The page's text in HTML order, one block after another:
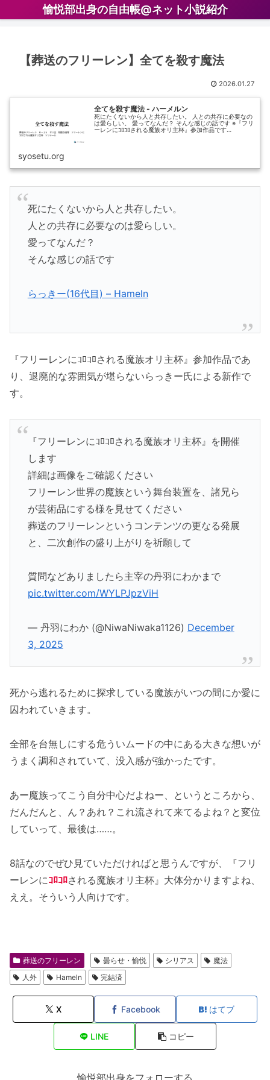
愉悦部出身の自由帳@ネット小説紹介
【葬送のフリーレン】全てを殺す魔法
2026.01.27
全てを殺す魔法 - ハーメルン
死にたくないから人と共存したい。 人との共存に必要なの
は愛らしい。 愛ってなんだ？ そんな感じの話です ※『フリ
ーレンにｺﾛｺﾛされる魔族オリ主杯』参加作品です…
syosetu.org
死にたくないから人と共存したい。
人との共存に必要なのは愛らしい。
愛ってなんだ？
そんな感じの話です
らっきー(16代目) – Hameln
『フリーレンにｺﾛｺﾛされる魔族オリ主杯』参加作品であ
り、退廃的な雰囲気が堪らないらっきー氏による新作で
す。
『フリーレンにｺﾛｺﾛされる魔族オリ主杯』を開催
します
詳細は画像をご確認ください
フリーレン世界の魔族という舞台装置を、諸兄ら
が芸術品にする様を見せてください
葬送のフリーレンというコンテンツの更なる発展
と、二次創作の盛り上がりを祈願して
質問などありましたら主宰の丹羽にわかまで
pic.twitter.com/WYLPJpzViH
— 丹羽にわか (@NiwaNiwaka1126) December
3, 2025
死から逃れるために探求している魔族がいつの間にか愛に
囚われていきます。
全部を台無しにする危ういムードの中にある大きな想いが
うまく調和されていて、没入感が強かったです。
あー魔族ってこう自分中心だよねー、というところから、
だんだんと、ん？あれ？これ流されて来てるよね？と変位
していって、最後は……。
8話なのでぜひ見ていただければと思うんですが、『フリ
ーレンにｺﾛｺﾛされる魔族オリ主杯』大体分かりますよね、
ええ。そういう人向けです。
葬送のフリーレン 曇らせ・愉悦 シリアス
魔法
人外
Hameln 完結済
X Facebook はてブ
LINE コピー